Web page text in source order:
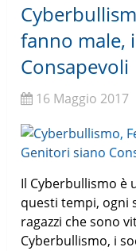
fanno male,
Consapevoli
16 Maggio 2017
Il Cyberbullismo è
questi tempi, ogni
ragazzi che sono
Cyberbullismo, i